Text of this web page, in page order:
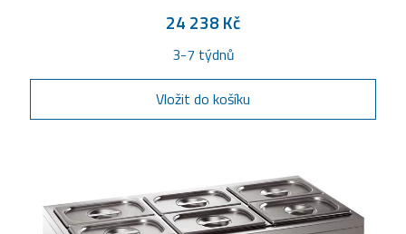
24 238 Kč
3-7 týdnů
Vložit do košíku